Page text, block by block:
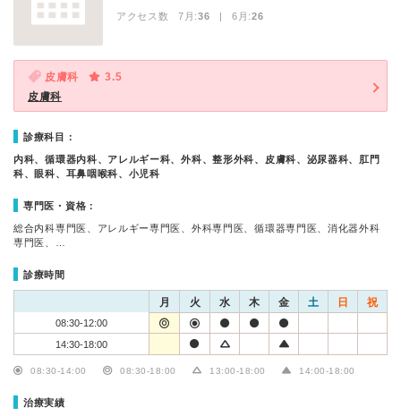
アクセス数 7月:36 | 6月:26
皮膚科
3.5
皮膚科
診療科目：
内科、循環器内科、アレルギー科、外科、整形外科、皮膚科、泌尿器科、肛門
科、眼科、耳鼻咽喉科、小児科
専門医・資格：
総合内科専門医、アレルギー専門医、外科専門医、循環器専門医、消化器外科
専門医、…
診療時間
月 火 水 木 金 土 日 祝
08:30-12:00
14:30-18:00
08:30-14:00 08:30-18:00 13:00-18:00 14:00-18:00
治療実績